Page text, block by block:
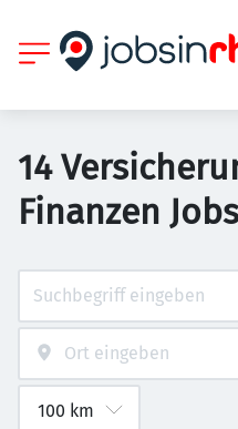
14
Finanzen